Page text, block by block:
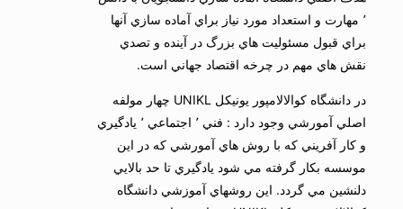
٬ مهارت و استعداد مورد نياز براي آماده سازي آنها
براي قبول مسئوليت هاي بزرگ در آينده و تصدي
نقش هاي مهم در چرخه اقتصاد جهاني است.
در دانشگاه كوالالامپور يونيكل UNIKL چهار مولفه
اصلي آمورشي وجود دارد : فني ٬ اجتماعي ٬ يادگيري
و كار آفريني كه با روش هاي آمورشي كه در اين
موسسه بكار گرفته مي شود يادگيري تا حد بالايي
دلنشين مي گردد. اين روشهاي آموزشي دانشگاه